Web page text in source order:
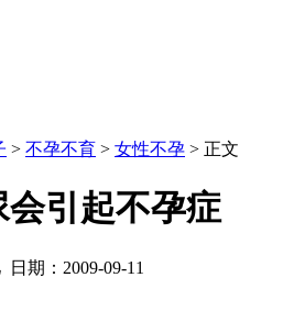
> 不孕不育 > 女性不孕 > 正文
引起不孕症
期：2009-09-11